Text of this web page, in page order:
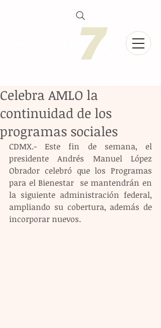
Celebra AMLO la
continuidad de los
programas sociales
CDMX.- Este fin de semana, el
presidente Andrés Manuel López
Obrador celebró que los Programas
para el Bienestar  se mantendrán en
la siguiente administración federal,
ampliando su cobertura, además de
incorporar nuevos.